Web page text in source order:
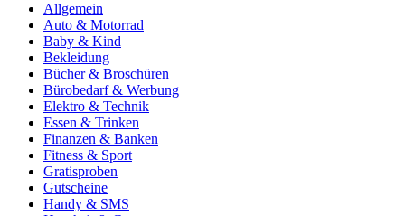
Allgemein
Auto & Motorrad
Baby & Kind
Bekleidung
Bücher & Broschüren
Bürobedarf & Werbung
Elektro & Technik
Essen & Trinken
Finanzen & Banken
Fitness & Sport
Gratisproben
Gutscheine
Handy & SMS